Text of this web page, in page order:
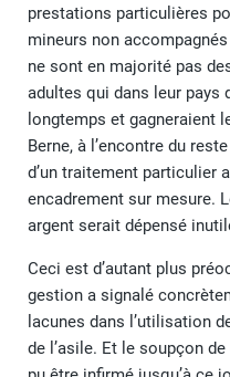
prestations particulières
mineurs non
ne sont en majorité pas
adultes qui dans leur pays
longtemps et gagneraient
Berne, à l’encontre du
d’un traitement particulier
encadrement sur mesure.
argent serait dépensé
Ceci est d’autant plus
gestion a signalé
lacunes dans l’utilisation
de l’asile. Et le soupçon